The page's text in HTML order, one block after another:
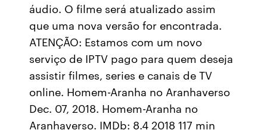
áudio. O filme será atualizado assim
que uma nova versão for encontrada.
ATENÇÃO: Estamos com um novo
serviço de IPTV pago para quem deseja
assistir filmes, series e canais de TV
online. Homem-Aranha no Aranhaverso
Dec. 07, 2018. Homem-Aranha no
Aranhaverso. IMDb: 8.4 2018 117 min